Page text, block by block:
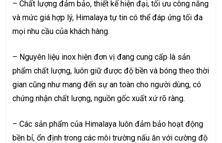
– Chất lượng đảm bảo, thiết kế hiện đại, tối ưu công năng
và mức giá hợp lý, Himalaya tự tin có thể đáp ứng tối đa
mọi nhu cầu của khách hàng.
– Nguyên liệu inox hiện đơn vị đang cung cấp là sản
phẩm chất lượng, luôn giữ được độ bền và bóng theo thời
gian cũng như mang đến sự an toàn cho người dùng, có
chứng nhận chất lượng, nguồn gốc xuất xứ rõ ràng.
– Các sản phẩm của Himalaya luôn đảm bảo hoạt động
bền bỉ, ổn định trong các môi trường nấu ăn với cường độ